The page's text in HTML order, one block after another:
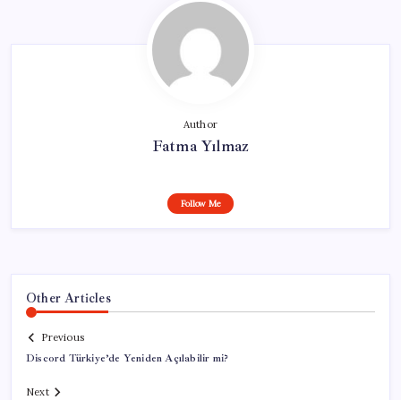
Author
Fatma Yılmaz
Follow Me
Other Articles
Previous
Discord Türkiye’de Yeniden Açılabilir mi?
Next